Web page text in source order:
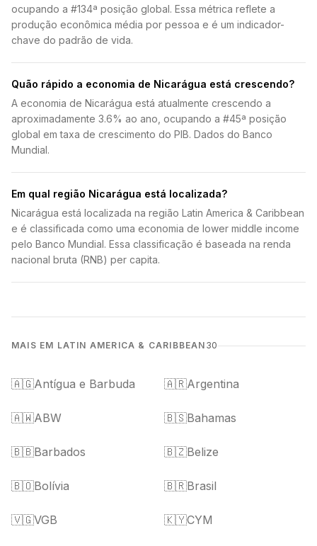
ocupando a #134ª posição global. Essa métrica reflete a
produção econômica média por pessoa e é um indicador-
chave do padrão de vida.
Quão rápido a economia de Nicarágua está crescendo?
A economia de Nicarágua está atualmente crescendo a
aproximadamente 3.6% ao ano, ocupando a #45ª posição
global em taxa de crescimento do PIB. Dados do Banco
Mundial.
Em qual região Nicarágua está localizada?
Nicarágua está localizada na região Latin America & Caribbean
e é classificada como uma economia de lower middle income
pelo Banco Mundial. Essa classificação é baseada na renda
nacional bruta (RNB) per capita.
MAIS EM LATIN AMERICA & CARIBBEAN 30
🇦🇬Antígua e Barbuda 🇦🇷Argentina
🇦🇼ABW 🇧🇸Bahamas
🇧🇧Barbados 🇧🇿Belize
🇧🇴Bolívia 🇧🇷Brasil
🇻🇬VGB 🇰🇾CYM